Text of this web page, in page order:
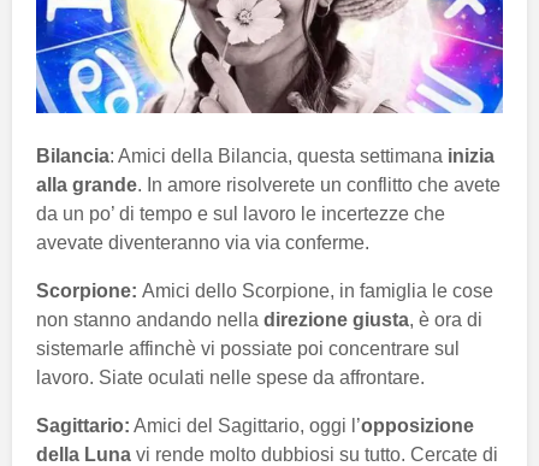
Bilancia: Amici della Bilancia, questa settimana inizia
alla grande. In amore risolverete un conflitto che avete
da un po’ di tempo e sul lavoro le incertezze che
avevate diventeranno via via conferme.
Scorpione: Amici dello Scorpione, in famiglia le cose
non stanno andando nella direzione giusta, è ora di
sistemarle affinchè vi possiate poi concentrare sul
lavoro. Siate oculati nelle spese da affrontare.
Sagittario: Amici del Sagittario, oggi l’opposizione
della Luna vi rende molto dubbiosi su tutto. Cercate di